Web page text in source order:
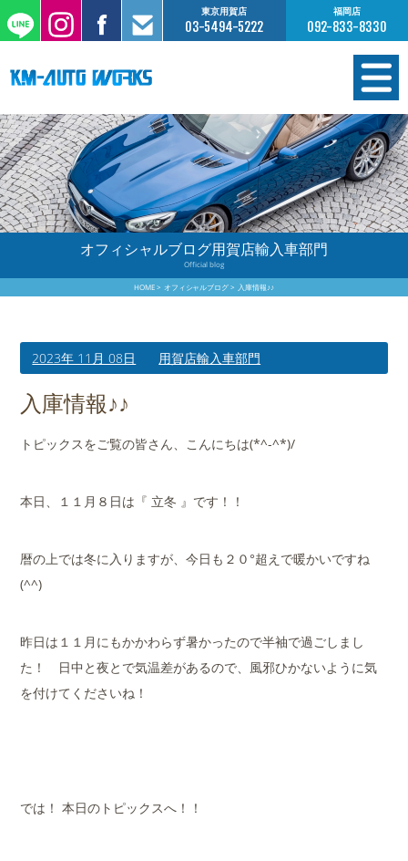
東京用賀店
03-5494-5222
福岡店
092-833-8330
在庫情報
オーダー販売
工場サービス
保証について
買取査定のご案内
会社概要
オフィシャルブログ用賀店輸入車部門
Official blog
HOME オフィシャルブログ 入庫情報♪♪
2023年 11月 08日 用賀店輸入車部門
入庫情報♪♪
トピックスをご覧の皆さん、こんにちは(*^-^*)/
本日、１１月８日は『 立冬 』です！！
暦の上では冬に入りますが、今日も２０°超えで暖かいですね
(^^)
昨日は１１月にもかかわらず暑かったので半袖で過ごしまし
た！ 日中と夜とで気温差があるので、風邪ひかないように気
を付けてくださいね！
では！ 本日のトピックスへ！！